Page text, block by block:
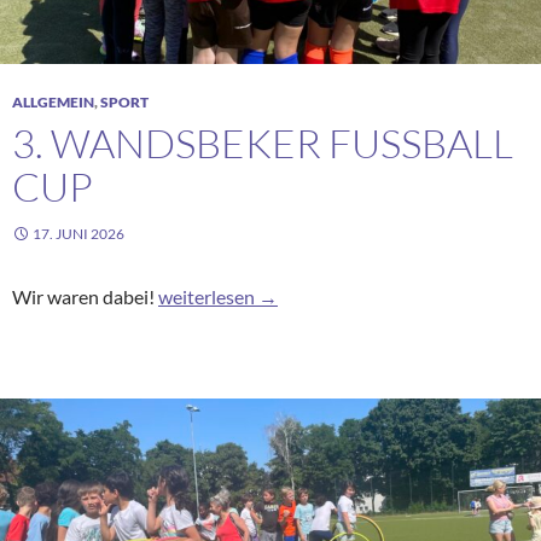
ALLGEMEIN,SPORT
3. WANDSBEKER FUSSBALL C
UP
17. JUNI 2026
Wir waren dabei! 3. Wandsbeker Fußball Cup
weiterlesen →